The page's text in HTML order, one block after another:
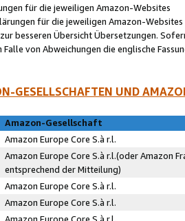
für die jeweiligen Amazon-Websites
für die jeweiligen Amazon-Websites
besseren Übersicht Übersetzungen.
von Abweichungen die englische
GESELLSCHAFTEN UND
Amazon-Gesellschaft
Amazon Europe Core S.à r.l.
Amazon Europe Core S.à r.l.(oder Amazon
entsprechend der Mitteilung)
Amazon Europe Core S.à r.l.
Amazon Europe Core S.à r.l.